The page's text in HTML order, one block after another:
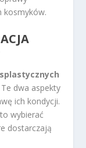
kosmyków.
dwa aspekty
ich kondycji.
wybierać
dostarczają